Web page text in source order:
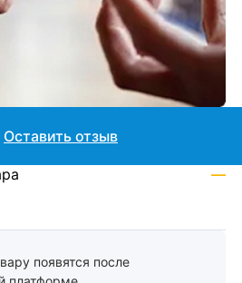
появятся после
Оставить отзыв
—